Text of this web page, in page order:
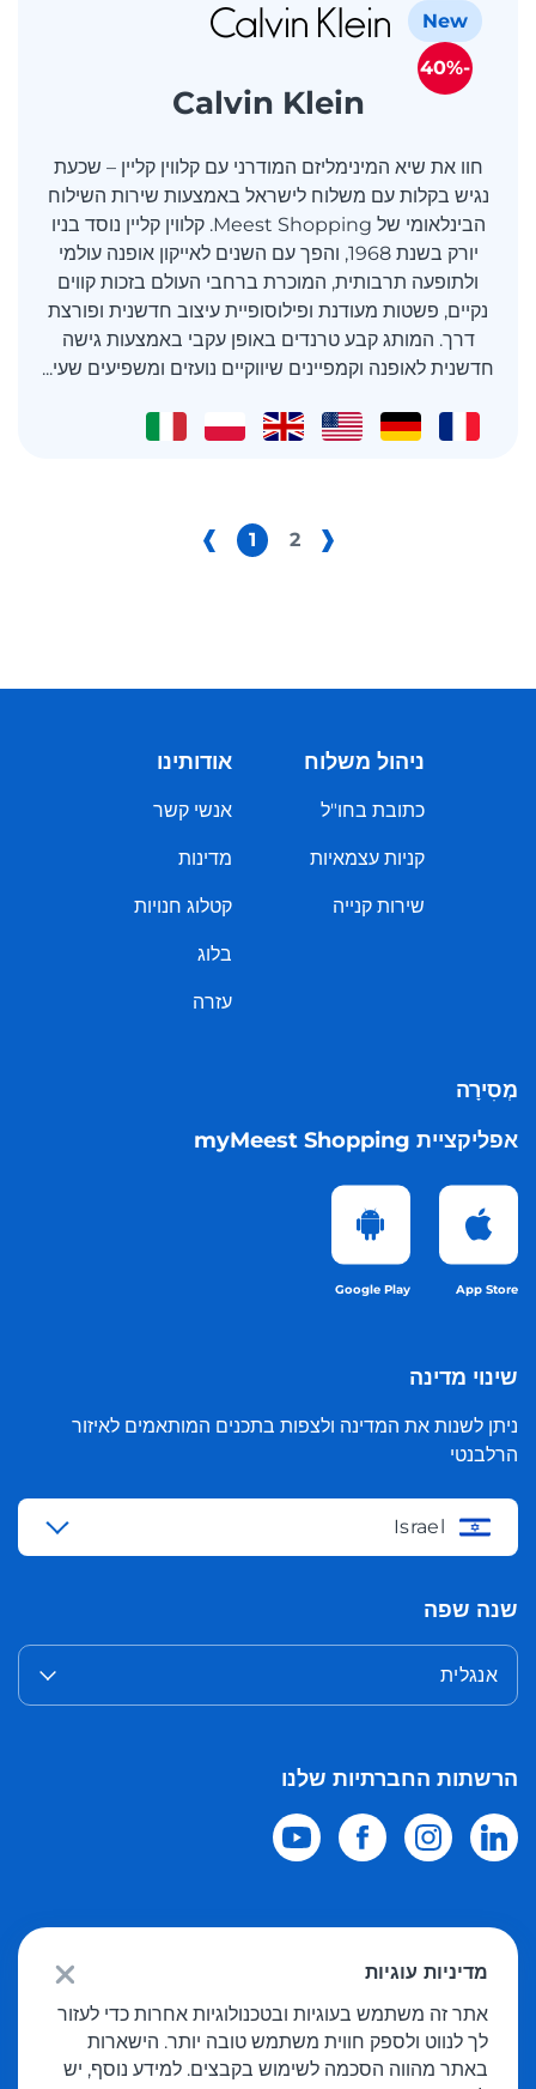
Calvin Klein
חוו את שיא המינימליזם המודרני עם קלווין קליין – שכעת
נגיש בקלות עם משלוח לישראל באמצעות שירות השילוח
הבינלאומי של Meest Shopping. קלווין קליין נוסד בניו
יורק בשנת 1968, והפך עם השנים לאייקון אופנה עולמי
ולתופעה תרבותית, המוכרת ברחבי העולם בזכות קווים
נקיים, פשטות מעודנת ופילוסופיית עיצוב חדשנית ופורצת
דרך. המותג קבע טרנדים באופן עקבי באמצעות גישה
חדשנית לאופנה וקמפיינים שיווקיים נועזים ומשפיעים שעי...
New
-40%
1 2
ניהול משלוח
כתובת בחו"ל
קניות עצמאיות
שירות קנייה
אודותינו
אנשי קשר
מדינות
קטלוג חנויות
בלוג
עזרה
מְסִירָה
אפליקציית myMeest Shopping
App Store
Google Play
שינוי מדינה
ניתן לשנות את המדינה ולצפות בתכנים המותאמים לאיזור
הרלבנטי
Israel
שנה שפה
אנגלית
הרשתות החברתיות שלנו
מדיניות פרטיות
מדיניות עוגיות
אתר זה משתמש בעוגיות ובטכנולוגיות אחרות כדי לעזור
לך לנווט ולספק חווית משתמש טובה יותר. הישארות
באתר מהווה הסכמה לשימוש בקבצים. למידע נוסף, יש